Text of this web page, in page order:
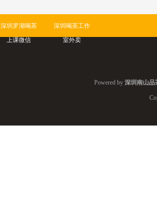
深圳罗湖喝茶
上课微信
深圳喝茶工作
室外卖
Powered by 深圳南山品